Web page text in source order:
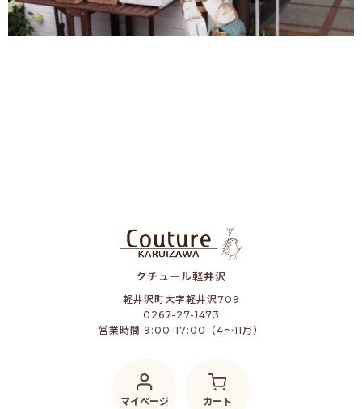
クチュール軽井沢
軽井沢町大字軽井沢709
0267-27-1473
営業時間 9:00-17:00（4～11月）
マイページ カート